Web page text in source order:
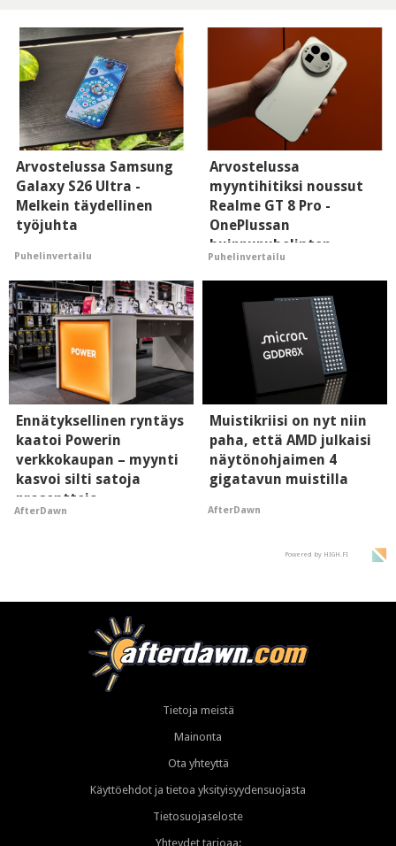
Arvostelussa Samsung
Galaxy S26 Ultra -
Melkein täydellinen
työjuhta
Puhelinvertailu
Arvostelussa
myyntihitiksi noussut
Realme GT 8 Pro -
OnePlussan
huippupuhelinten
"perillinen"
Puhelinvertailu
Ennätyksellinen ryntäys
kaatoi Powerin
verkkokaupan – myynti
kasvoi silti satoja
prosentteja
AfterDawn
Muistikriisi on nyt niin
paha, että AMD julkaisi
näytönohjaimen 4
gigatavun muistilla
AfterDawn
Powered by HIGH.FI
Tietoja meistä
Mainonta
Ota yhteyttä
Käyttöehdot ja tietoa yksityisyydensuojasta
Tietosuojaseloste
Yhteydet tarjoaa: